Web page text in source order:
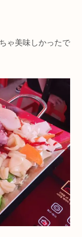
ゃ美味しかったで